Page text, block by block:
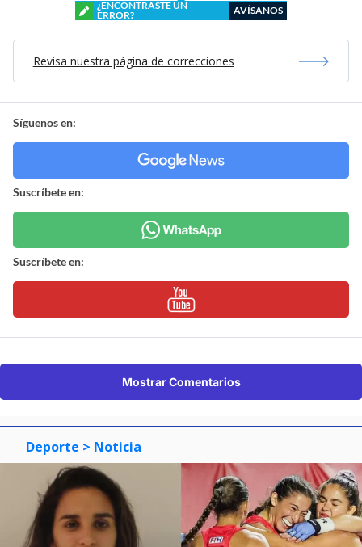
¿ENCONTRASTE UN
ERROR?
AVÍSANOS
Revisa nuestra página de correcciones
Síguenos en:
Suscríbete en:
Suscríbete en:
Mostrar Comentarios
Deporte > Noticia